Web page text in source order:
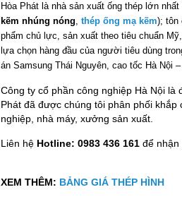
Hòa Phát là nhà sản xuất ống thép lớn
kẽm nhúng nóng,thép ống mạ kẽm); tôn
phẩm chủ lực, sản xuất theo tiêu chuẩn
lựa chọn hàng đầu của người tiêu dùng
án Samsung Thái Nguyên, cao tốc Hà Nội
Công ty cổ phần công nghiệp Hà Nội
Phát đã được chúng tôi phân phối
nghiệp, nhà máy, xưởng sản xuất.
Liên hệ Hotline: 0983 436 161 để nhận
XEM THÊM: BẢNG GIÁ THÉP HÌNH